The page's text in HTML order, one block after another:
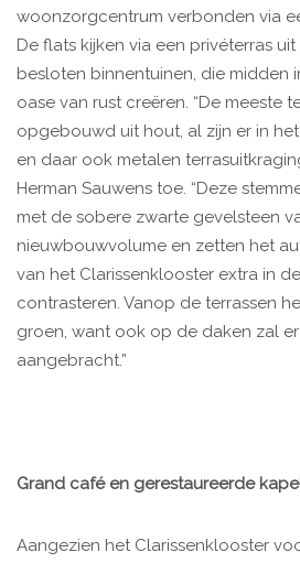
woonzorgcentrum verbonden via
De flats kijken via een privéterras
besloten binnentuinen, die midden
oase van rust creëren. “De meeste
opgebouwd uit hout, al zijn er in
en daar ook metalen
Herman Sauwens toe. “Deze
met de sobere zwarte gevelsteen
nieuwbouwvolume en zetten het
van het Clarissenklooster extra in
contrasteren. Vanop de terrassen
groen, want ook op de daken zal
aangebracht.”
Grand café en gerestaureerde
Aangezien het Clarissenklooster